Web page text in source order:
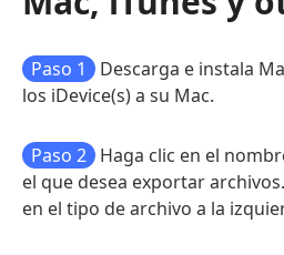
Paso 1
Descarga e instala
los iDevice(s) a su Mac.
Paso 2 Haga clic en el
el que desea exportar
en el tipo de archivo a la